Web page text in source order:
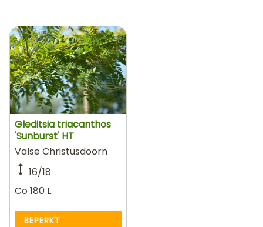
Gleditsia triacanthos
'Sunburst' HT
Valse Christusdoorn
16/18
Co 180 L
BEPERKT